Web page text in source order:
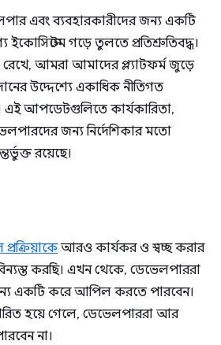
এবং ব্যবহারকারীদের জন্য একটি
ইকোসিস্টেম গড়ে তুলতে প্রতিশ্রুতিবদ্ধ।
রেখে, আমরা আমাদের প্ল্যাটফর্ম জুড়ে
উদ্দেশ্যে একাধিক নীতিগত
আপডেটগুলিতে কার্যকারিতা,
জন্য নির্দেশিকার মতো
রয়েছে।
আরও কার্যকর ও স্বচ্ছ করার
করছি। এখন থেকে, ডেভেলপাররা
একটি করে আপিল করতে পারবেন।
হয়ে গেলে, ডেভেলপাররা আর
না।